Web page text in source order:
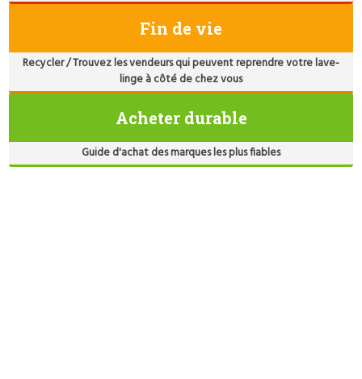
Fin de vie
Recycler / Trouvez les vendeurs qui peuvent reprendre votre lave-
linge à côté de chez vous
Acheter durable
Guide d'achat des marques les plus fiables